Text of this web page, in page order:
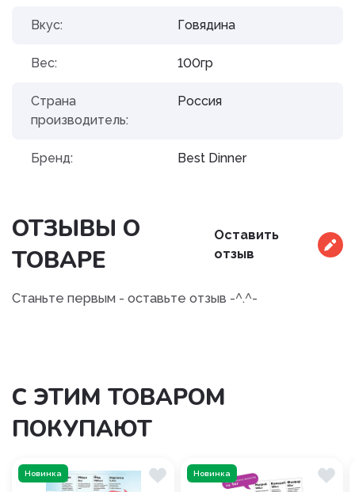
Вкус: Говядина
Вес: 100гр
Страна
производитель:
Россия
Бренд: Best Dinner
ОТЗЫВЫ О
ТОВАРЕ
Оставить
отзыв
Станьте первым - оставьте отзыв -^.^-
С ЭТИМ ТОВАРОМ
ПОКУПАЮТ
Новинка Новинка